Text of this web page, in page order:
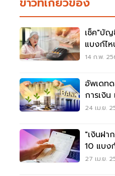
เช็ค"บั
แบงก์ไ
14 ก.พ.
อัพเดท
การเงิ
24 เม.ย.
"เงินฝา
10 แบง
สูงสุด
27 เม.ย.